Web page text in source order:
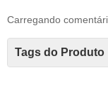
Carregando
Tags do Produto